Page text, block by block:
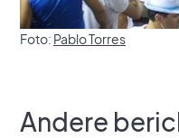
Foto: Pablo Torres
Andere